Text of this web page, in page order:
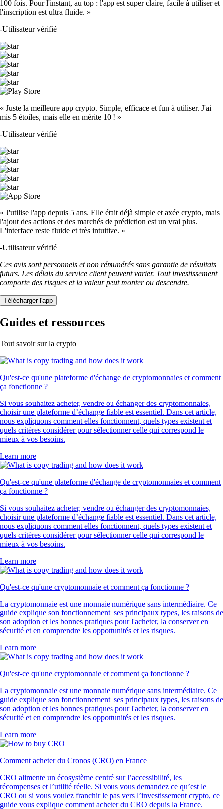
100 fois. Pour l'instant, au top : l'app est super claire, facile à utiliser et
l'inscription est ultra fluide. »
-Utilisateur vérifié
« Juste la meilleure app crypto. Simple, efficace et fun à utiliser. J'ai
mis 5 étoiles, mais elle en mérite 10 ! »
-Utilisateur vérifié
« J'utilise l'app depuis 5 ans. Elle était déjà simple et axée crypto, mais
l'ajout des actions et des marchés de prédiction est un vrai plus.
L'interface reste fluide et très intuitive. »
-Utilisateur vérifié
Ces avis sont personnels et non rémunérés sans garantie de résultats
futurs. Les délais du service client peuvent varier. Tout investissement
comporte des risques et la valeur peut monter ou descendre.
Télécharger l'app
Guides et ressources
Tout savoir sur la crypto
Qu'est-ce qu'une plateforme d'échange de cryptomonnaies et comment
ça fonctionne ?
Si vous souhaitez acheter, vendre ou échanger des cryptomonnaies,
choisir une plateforme d’échange fiable est essentiel. Dans cet article,
nous expliquons comment elles fonctionnent, quels types existent et
quels critères considérer pour sélectionner celle qui correspond le
mieux à vos besoins.
Learn more
Qu'est-ce qu'une plateforme d'échange de cryptomonnaies et comment
ça fonctionne ?
Si vous souhaitez acheter, vendre ou échanger des cryptomonnaies,
choisir une plateforme d’échange fiable est essentiel. Dans cet article,
nous expliquons comment elles fonctionnent, quels types existent et
quels critères considérer pour sélectionner celle qui correspond le
mieux à vos besoins.
Learn more
Qu'est-ce qu'une cryptomonnaie et comment ça fonctionne ?
La cryptomonnaie est une monnaie numérique sans intermédiaire. Ce
guide explique son fonctionnement, ses principaux types, les raisons de
son adoption et les bonnes pratiques pour l'acheter, la conserver en
sécurité et en comprendre les opportunités et les risques.
Learn more
Qu'est-ce qu'une cryptomonnaie et comment ça fonctionne ?
La cryptomonnaie est une monnaie numérique sans intermédiaire. Ce
guide explique son fonctionnement, ses principaux types, les raisons de
son adoption et les bonnes pratiques pour l'acheter, la conserver en
sécurité et en comprendre les opportunités et les risques.
Learn more
Comment acheter du Cronos (CRO) en France
CRO alimente un écosystème centré sur l’accessibilité, les
récompenses et l’utilité réelle. Si vous vous demandez ce qu’est le
CRO ou si vous voulez franchir le pas vers l’investissement crypto, ce
guide vous explique comment acheter du CRO depuis la France.